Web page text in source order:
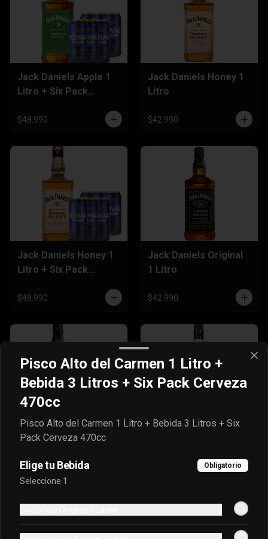
Jack Daniels Apple 1
Litro + Six Pack
$48.990
Jack Daniels Honey 1
Litro
$42.990
Jack Daniels Honey 1
Litro + Six Pack
$48.990
Jack Daniels Original
1 Litro
$42.990
Jack Daniels Original
Cervezas 470cc
$48.990
Pisco Alto del Carmen 1 Litro +
Bebida 3 Litros + Six Pack Cerveza
470cc
Pisco Alto del Carmen 1 Litro + Bebida 3 Litros + Six
Pack Cerveza 470cc
Elige tu Bebida Obligatorio
Seleccione 1